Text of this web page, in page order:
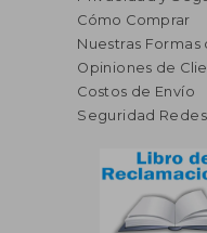
Cómo Comprar
Nuestras Formas
Opiniones de
Costos de Envío
Seguridad